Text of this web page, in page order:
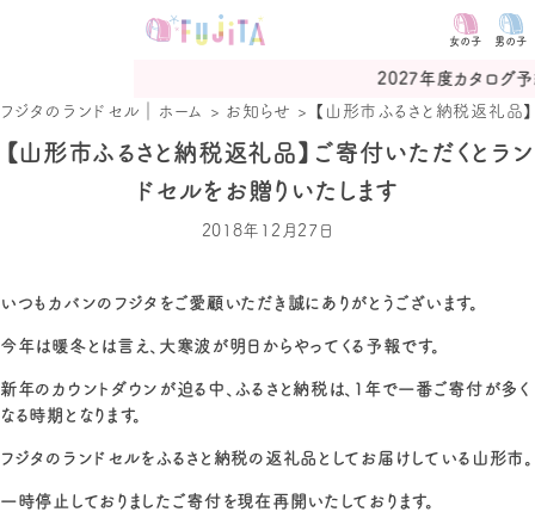
女の子 男の子
2027年度カタログ予約受付
フジタのランドセル｜ホーム
> お知らせ > 【山形市ふるさと納税返礼品
【山形市ふるさと納税返礼品】ご寄付いただくとラン
ドセルをお贈りいたします
2018年12月27日
いつもカバンのフジタをご愛顧いただき誠にありがとうございます。
今年は暖冬とは言え、大寒波が明日からやってくる予報です。
新年のカウントダウンが迫る中、ふるさと納税は、1年で一番ご寄付が多く
なる時期となります。
フジタのランドセルをふるさと納税の返礼品としてお届けしている山形市。
一時停止しておりましたご寄付を現在再開いたしております。